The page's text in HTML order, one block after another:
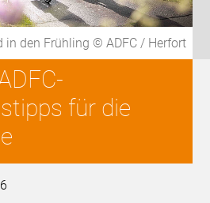
in den Frühling © ADFC / Herfort
für die